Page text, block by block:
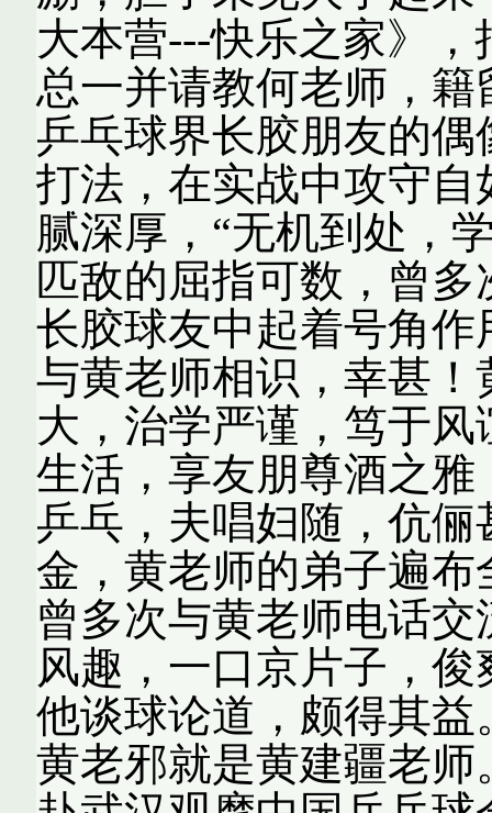
大本营---快乐之家》
总一并请教何老师，
乒乓球界长胶朋友的
打法，在实战中攻守
腻深厚，“无机到处，
匹敌的屈指可数，曾
长胶球友中起着号角
与黄老师相识，幸甚
大，治学严谨，笃于
生活，享友朋尊酒之
乒乓，夫唱妇随，伉
金，黄老师的弟子遍
曾多次与黄老师电话
风趣，一口京片子，
他谈球论道，颇得其
黄老邪就是黄建疆老师